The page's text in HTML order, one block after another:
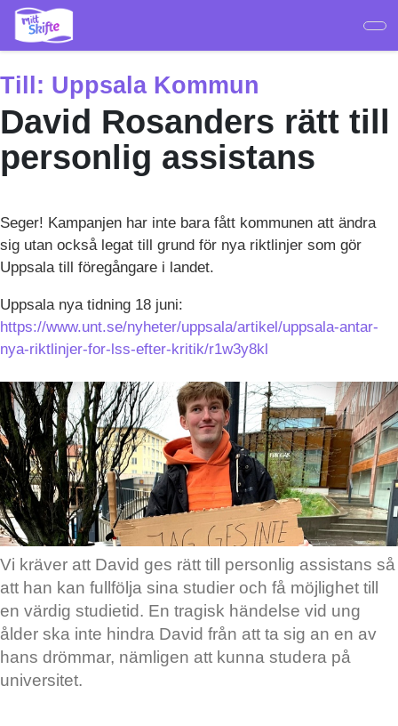
Hoppa
huvudinnehåll
Till: Uppsala Kommun
David Rosanders rätt till
personlig assistans
Seger! Kampanjen har inte bara fått kommunen att ändra
sig utan också legat till grund för nya riktlinjer som gör
Uppsala till föregångare i landet.
Uppsala nya tidning 18 juni:
https://www.unt.se/nyheter/uppsala/artikel/uppsala-antar-
nya-riktlinjer-for-lss-efter-kritik/r1w3y8kl
Vi kräver att David ges rätt till personlig assistans så
att han kan fullfölja sina studier och få möjlighet till
en värdig studietid. En tragisk händelse vid ung
ålder ska inte hindra David från att ta sig an en av
hans drömmar, nämligen att kunna studera på
universitet.